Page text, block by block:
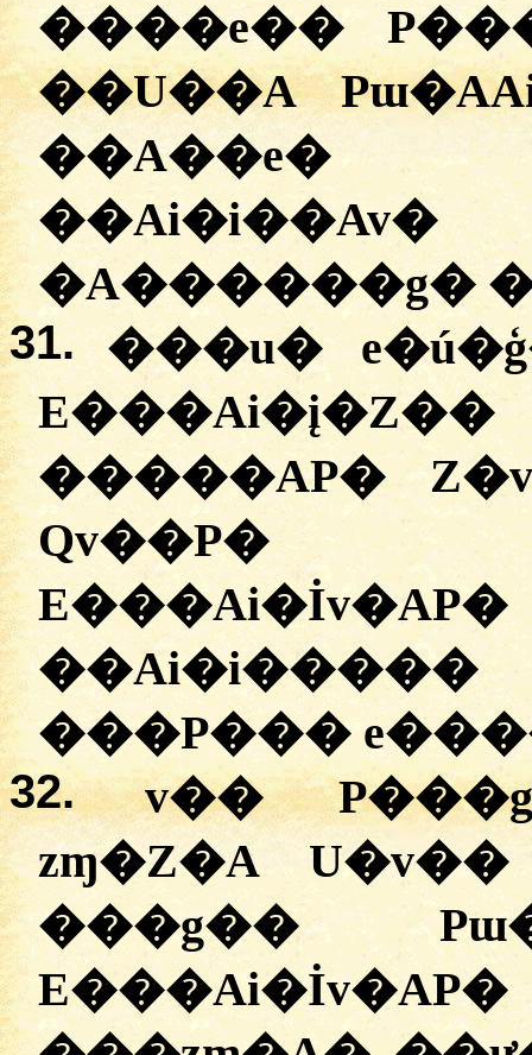
����e��
��U��A
��A��e�
31.
���u�
�����AP�
Qv��P�
��Ai�i�����
���P���
32.
v��
zɱ�Z�A
���g��